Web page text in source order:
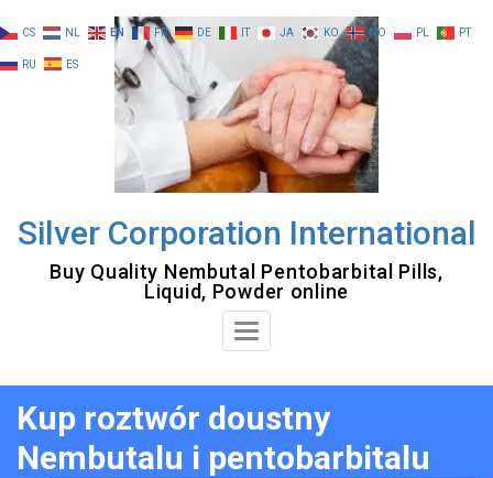
to
content
Silver Corporation International
Buy Quality Nembutal Pentobarbital Pills,
Liquid, Powder online
Toggle
Kup roztwór doustny
Nembutalu i pentobarbitalu
CS NL EN FR DE IT JA KO NO PL PT
RU ES